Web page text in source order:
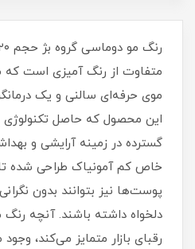
متفاوت از رنگ آمیزی است
موی حرفه‌ای سالنی و یک
این محصول که حاصل
گسترده در زمینه آرایشی و
خاص کم‌ آمونیاک طراحی شده
پوست‌ها نیز بتوانند بدون
دلخواه داشته باشند. آنچه رنگ
رقبای بازار متمایز می‌کند،